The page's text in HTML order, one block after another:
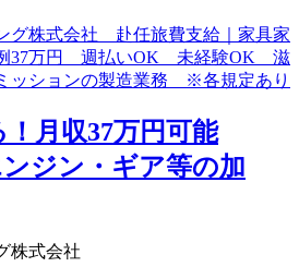
月収37万円可能
ジン・ギア等の加
株式会社